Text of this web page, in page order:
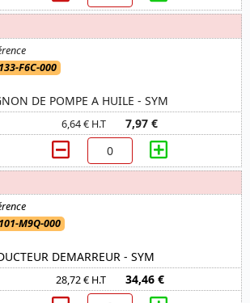
F6C-000
DE POMPE A HUILE - SYM
6,64 € H.T 7,97 €
M9Q-000
DEMARREUR - SYM
28,72 € H.T 34,46 €